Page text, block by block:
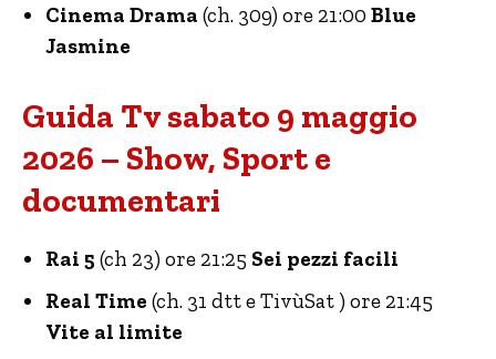
Cinema Drama (ch. 309) ore 21:00 Blue
Jasmine
Guida Tv sabato 9 maggio
2026 – Show, Sport e
documentari
Rai 5 (ch 23) ore 21:25 Sei pezzi facili
Real Time (ch. 31 dtt e TivùSat ) ore 21:45
Vite al limite